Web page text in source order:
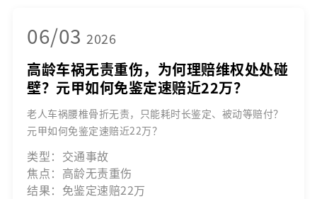
06/03 2026
高龄车祸无责重伤，为何理赔维权处处碰
壁？元甲如何免鉴定速赔近22万？
老人车祸腰椎骨折无责，只能耗时长鉴定、被动等赔付？
元甲如何免鉴定速赔近22万？
类型：交通事故
焦点：高龄无责重伤
结果：免鉴定速赔22万